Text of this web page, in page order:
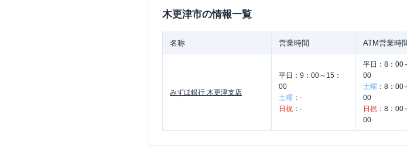
木更津市の情報一覧
名称 営業時間 ATM営業時
みずほ銀行 木更津支店
平日： 9：00～15：
00
土曜 ： -
日祝 ： -
平日： 8：00
00
土曜 ： 8：00
00
日祝 ： 8：00
00